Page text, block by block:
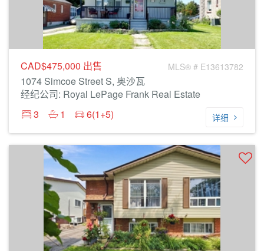
CAD$475,000 出售 MLS® # E13613782
1074 Simcoe Street S, 奥沙瓦
经纪公司: Royal LePage Frank Real Estate
3
1 6(1+5) 详细